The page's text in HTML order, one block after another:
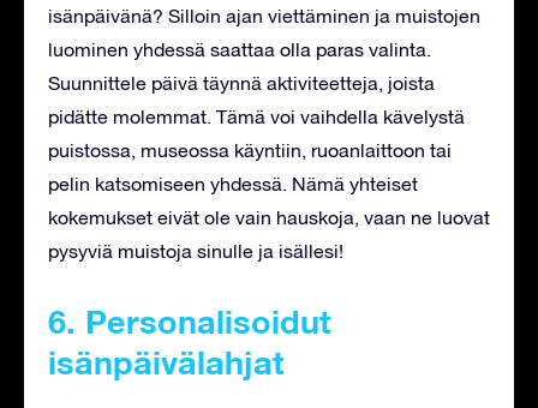
isänpäivänä? Silloin ajan viettäminen ja muistojen
luominen yhdessä saattaa olla paras valinta.
Suunnittele päivä täynnä aktiviteetteja, joista
pidätte molemmat. Tämä voi vaihdella kävelystä
puistossa, museossa käyntiin, ruoanlaittoon tai
pelin katsomiseen yhdessä. Nämä yhteiset
kokemukset eivät ole vain hauskoja, vaan ne luovat
pysyviä muistoja sinulle ja isällesi!
6. Personalisoidut
isänpäivälahjat